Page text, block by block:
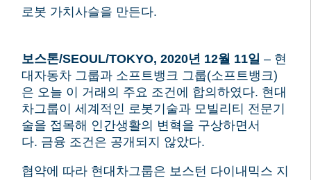
로봇 가치사슬을 만든다.
보스톤/SEOUL/TOKYO, 2020년 12월 11일 – 현
대자동차 그룹과 소프트뱅크 그룹(소프트뱅크)
은 오늘 이 거래의 주요 조건에 합의하였다. 현대
차그룹이 세계적인 로봇기술과 모빌리티 전문기
술을 접목해 인간생활의 변혁을 구상하면서
다. 금융 조건은 공개되지 않았다.
협약에 따라 현대차그룹은 보스턴 다이내믹스 지